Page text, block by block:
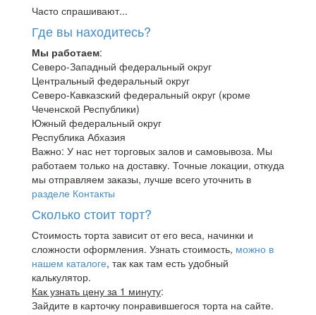
Часто спрашивают...
Где вы находитесь?
Мы работаем:
Северо-Западный федеральный округ
Центральный федеральный округ
Северо-Кавказский федеральный округ (кроме
Чеченской Республики)
Южный федеральный округ
Республика Абхазия
Важно: У нас нет торговых залов и самовывоза. Мы
работаем только на доставку. Точные локации, откуда
мы отправляем заказы, лучше всего уточнить в
разделе Контакты
Сколько стоит торт?
Стоимость торта зависит от его веса, начинки и
сложности оформления. Узнать стоимость, можно в
нашем каталоге, так как там есть удобный
калькулятор.
Как узнать цену за 1 минуту:
Зайдите в карточку понравившегося торта на сайте.